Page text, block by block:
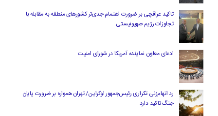
تاکید عراقچی بر ضرورت اهتمام جدی‌تر کشورهای منطقه به مقابله با
تجاوزات رژیم صهیونیستی
ادعای معاون نماینده آمریکا در شورای امنیت
رد اتهام‌زنی تکراری رئیس‌جمهور اوکراین/ تهران همواره بر ضرورت پایان
جنگ تاکید دارد